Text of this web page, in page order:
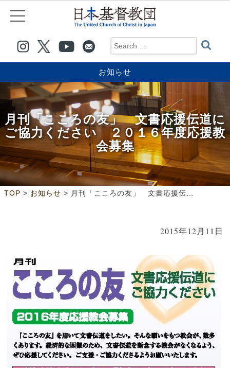
お知らせ
月刊「こころの友」 文書応援伝道に
ご協力ください ２０１６年度応援教
会募集
TOP > お知らせ > 月刊「こころの友」 文書応援伝道にご協力ください ２０１６年度応援教会募集
2015年12月11日